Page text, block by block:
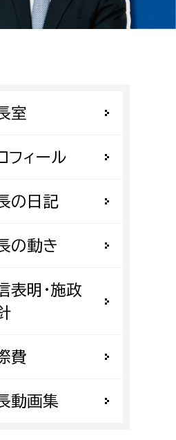
りたい
どに参加したい
りたい
課
課
課
課
室
フィール
の日記
の動き
表明・施政
費
動画集